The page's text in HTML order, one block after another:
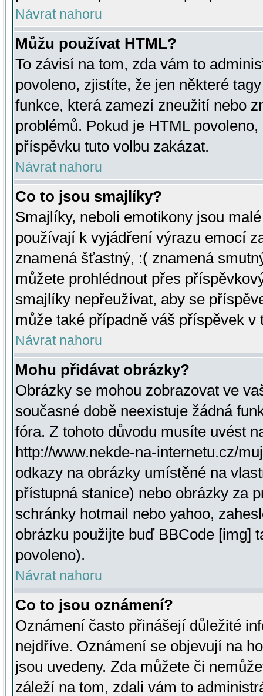
Návrat nahoru
Můžu používat HTML?
To závisí na tom, zda vám to
povoleno, zjistíte, že jen některé
funkce, která zamezí zneužití nebo
problémů. Pokud je HTML
příspěvku tuto volbu zakázat.
Návrat nahoru
Co to jsou smajlíky?
Smajlíky, neboli emotikony jsou
používají k vyjádření výrazu emocí
znamená šťastný, :( znamená
můžete prohlédnout přes
smajlíky nepřeužívat, aby se
může také případně váš příspěvek v
Návrat nahoru
Mohu přidávat obrázky?
Obrázky se mohou zobrazovat ve
současné době neexistuje žádná
fóra. Z tohoto důvodu musíte uvést
http://www.nekde-na-internetu.cz/
odkazy na obrázky umístěné na
přístupná stanice) nebo obrázky za
schránky hotmail nebo yahoo,
obrázku použijte buď BBCode [img]
povoleno).
Návrat nahoru
Co to jsou oznámení?
Oznámení často přinášejí důležité
nejdříve. Oznámení se objevují na
jsou uvedeny. Zda můžete či
záleží na tom, zdali vám to